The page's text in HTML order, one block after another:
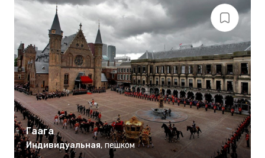
Гаага
Индивидуальная, пешком